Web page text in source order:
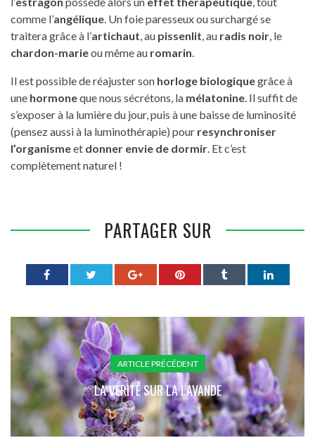
comme l’angélique. Un foie paresseux ou surchargé se
traitera grâce à l’artichaut, au pissenlit, au radis noir, le
chardon-marieou même au romarin.
Il est possible de réajuster son horloge biologiquegrâce à
une hormoneque nous sécrétons, la mélatonine. Il suffit de
s’exposer à la lumière du jour, puis à une baisse de luminosité
(pensez aussi à la luminothérapie) pour resynchroniser
l’organismeet donner envie de dormir. Et c’est
complètement naturel !
PARTAGER SUR
ARTICLE PRÉCÉDENT
LA VÉRITÉ SUR LA LAVANDE